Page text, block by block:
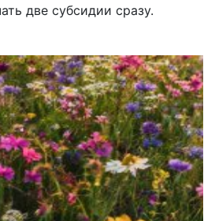
две субсидии сразу.